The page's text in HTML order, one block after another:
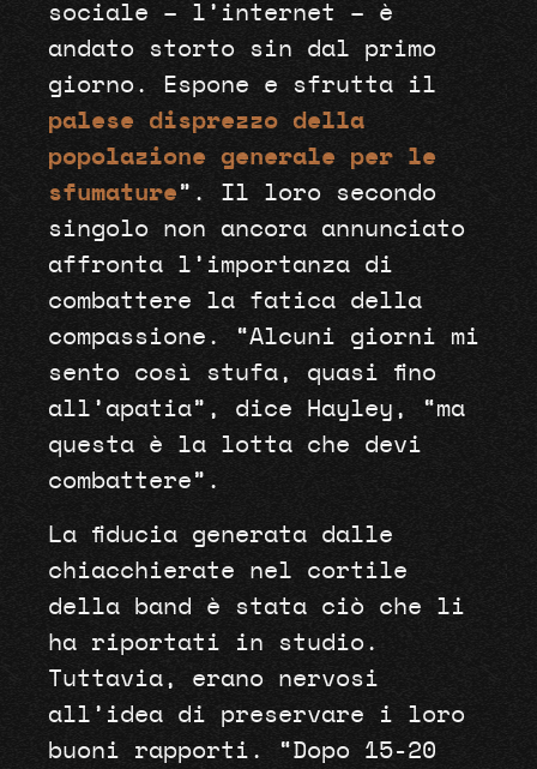
sociale – l’internet – è
andato storto sin dal primo
giorno. Espone e sfrutta il
palese disprezzo della
popolazione generale per le
sfumature ”. Il loro secondo
singolo non ancora annunciato
affronta l’importanza di
combattere la fatica della
compassione. “Alcuni giorni mi
sento così stufa, quasi fino
all’apatia”, dice Hayley, “ma
questa è la lotta che devi
combattere”.
La fiducia generata dalle
chiacchierate nel cortile
della band è stata ciò che li
ha riportati in studio.
Tuttavia, erano nervosi
all’idea di preservare i loro
buoni rapporti. “Dopo 15-20